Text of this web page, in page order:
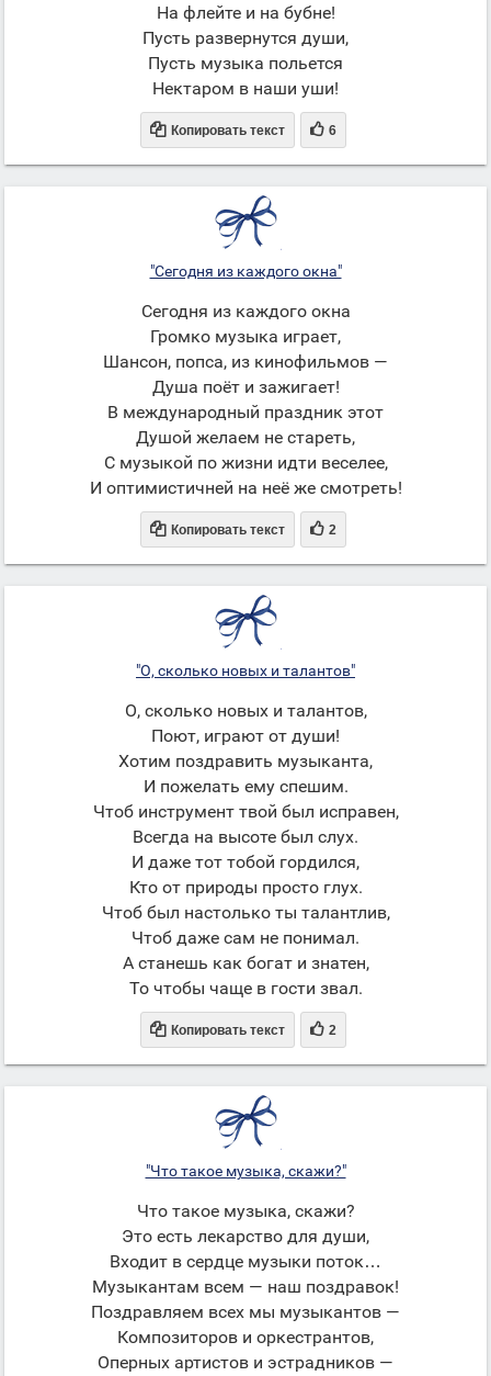
На флейте и на бубне!
Пусть развернутся души,
Пусть музыка польется
Нектаром в наши уши!
 Копировать текст  6
"Сегодня из каждого окна"
Сегодня из каждого окна
Громко музыка играет,
Шансон, попса, из кинофильмов —
Душа поёт и зажигает!
В международный праздник этот
Душой желаем не стареть,
С музыкой по жизни идти веселее,
И оптимистичней на неё же смотреть!
 Копировать текст  2
"О, сколько новых и талантов"
О, сколько новых и талантов,
Поют, играют от души!
Хотим поздравить музыканта,
И пожелать ему спешим.
Чтоб инструмент твой был исправен,
Всегда на высоте был слух.
И даже тот тобой гордился,
Кто от природы просто глух.
Чтоб был настолько ты талантлив,
Чтоб даже сам не понимал.
А станешь как богат и знатен,
То чтобы чаще в гости звал.
 Копировать текст  2
"Что такое музыка, скажи?"
Что такое музыка, скажи?
Это есть лекарство для души,
Входит в сердце музыки поток…
Музыкантам всем — наш поздравок!
Поздравляем всех мы музыкантов —
Композиторов и оркестрантов,
Оперных артистов и эстрадников —